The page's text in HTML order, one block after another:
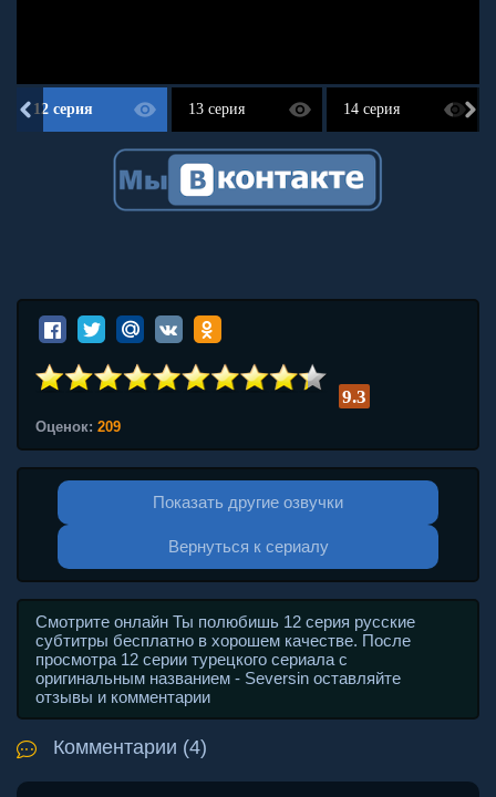
12 серия 13 серия 14 серия
9.3
Оценок: 209
Показать другие озвучки
Вернуться к сериалу
Смотрите онлайн Ты полюбишь 12 серия русские
субтитры бесплатно в хорошем качестве. После
просмотра 12 серии турецкого сериала с
оригинальным названием - Seversin оставляйте
отзывы и комментарии
Комментарии (4)